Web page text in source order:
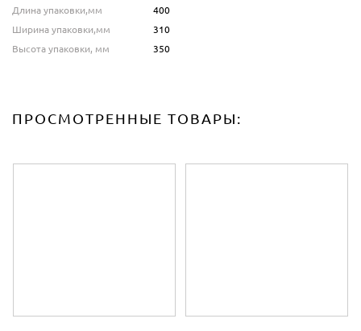
Длина упаковки,мм
400
Ширина упаковки,мм
310
Высота упаковки, мм
350
ПРОСМОТРЕННЫЕ ТОВАРЫ: